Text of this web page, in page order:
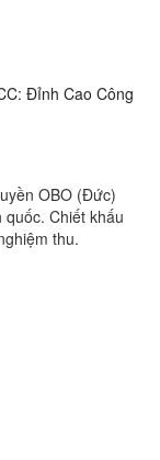
Đỉnh Cao Công
OBO (Đức)
Chiết khấu
thu.